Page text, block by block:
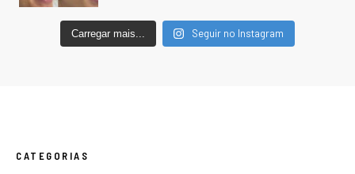
Carregar mais... Seguir no Instagram
CATEGORIAS